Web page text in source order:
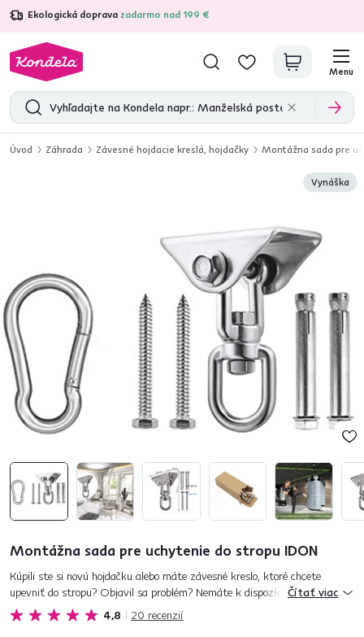
Ekologická doprava zadarmo nad 199 €
4,7 31 211overených produktových recenzií
Menu
Úvod Záhrada Závesné hojdacie kreslá, hojdačky Montážna sada pre
Vynáška
Montážna sada pre uchytenie do stropu IDON
4,8 20 recenzií
Kúpili ste si novú hojdačku alebo máte závesné kreslo, ktoré chcete
upevniť do stropu? Objavil sa problém? Nemáte k dispozícií potrebný
mechanizmus na upevnenie? Prinášame riešenie. Na scénu prichá...
Čítať viac